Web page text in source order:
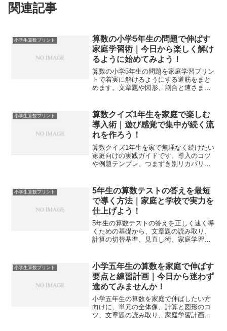
関連記事
小学生算数プリント
算数の小学5年生の問題で伸ばす
家庭学習術｜今日から楽しく解け
るように始めてみよう！
算数の小学5年生の問題を家庭学習プリン
トで着実に解けるようにする道筋をまと
めます。文章題や図形、割合と速さま
小学生算数プリント
算数クイズ1年生を家庭で楽しむ
導入術｜遊び感覚で集中が続く流
れを作ろう！
算数クイズ1年生を家で無理なく続けたい
家庭向けの実践ガイドです。導入のコツ
や例題テンプレ、つまずき別リカバリ
小学生算数プリント
5年生の算数テストの答えを最短
で導く方法｜家庭と学校で実力を
仕上げよう！
5年生の算数テストの答えを正しく速く導
くための基礎から、文章題の読み取り、
計算の切替基準、見直し術、家庭学習ル
小学生算数プリント
小学五年生の算数を家庭で伸ばす
要点と練習計画｜今日から迷わず
進めてみませんか！
小学五年生の算数を家庭で伸ばしたい方
向けに、単元の全体像、計算と図形のコ
ツ、文章題の読み取り、家庭学習計画、